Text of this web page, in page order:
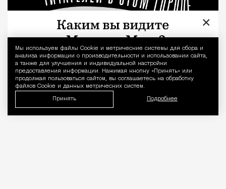
Уведомление
Мы используем файлы Сookie и метрические системы для сбора и
анализа информации о производительности и использовании сайта,
а также для улучшения и индивидуальной настройки
предоставления информации. Нажимая кнопку «Принять» или
продолжая пользоваться сайтом, вы соглашаетесь на обработку
файлов Cookie и данных метрических систем.
Принять Подробнее
×